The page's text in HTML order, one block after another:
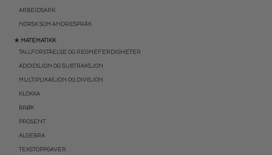
ARBEIDSARK
NORSK SOM ANDRESPRÅK
★ MATEMATIKK
TALLFORSTÅELSE OG REGNEFERDIGHETER
ADDIDSJON OG SUBTRAKSJON
MULTIPLIKASJON OG DIVISJON
KLOKKA
BRØK
PROSENT
ALGEBRA
TEKSTOPPGAVER